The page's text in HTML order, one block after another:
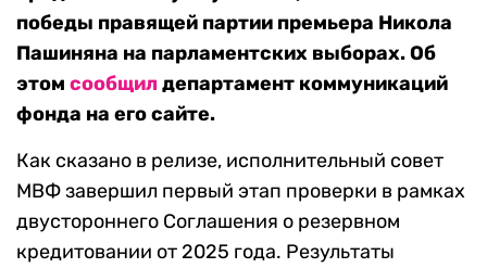
победы правящей партии премьера Никола
Пашиняна на парламентских выборах. Об
этом сообщилдепартамент коммуникаций
фонда на его сайте.
Как сказано в релизе, исполнительный совет
МВФ завершил первый этап проверки в рамках
двустороннего Соглашения о резервном
кредитовании от 2025 года. Результаты